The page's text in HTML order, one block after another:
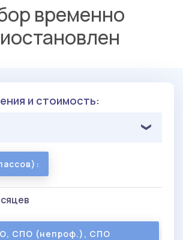
временно
и стоимость:
СПО (непроф.), СПО